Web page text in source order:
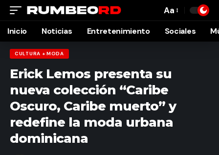
Font
Resizer
Aa
Inicio Noticias Entretenimiento Sociales
CULTURA + MODA
Erick Lemos presenta su
nueva colección “Caribe
Oscuro, Caribe muerto” y
redefine la moda urbana
dominicana